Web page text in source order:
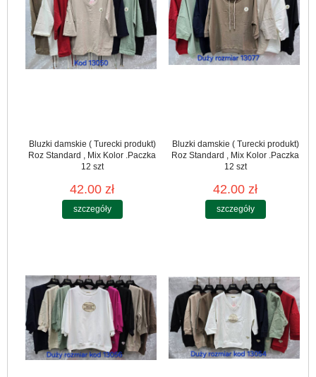
Bluzki damskie ( Turecki produkt)
Roz Standard , Mix Kolor .Paczka
12 szt
42.00 zł
szczegóły
Bluzki damskie ( Turecki produkt)
Roz Standard , Mix Kolor .Paczka
12 szt
42.00 zł
szczegóły